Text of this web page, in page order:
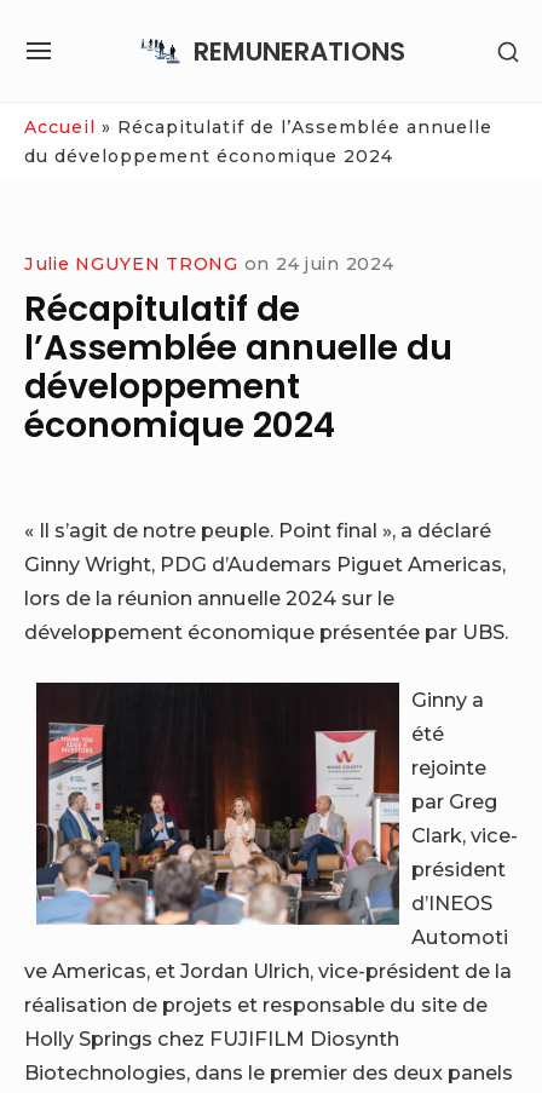
REMUNERATIONS
SITE
Accueil » Récapitulatif de l’Assemblée annuelle
du développement économique 2024
Julie NGUYEN TRONG on 24 juin 2024
Récapitulatif de
l’Assemblée annuelle du
développement
économique 2024
« Il s’agit de notre peuple. Point final », a déclaré
Ginny Wright, PDG d’Audemars Piguet Americas,
lors de la réunion annuelle 2024 sur le
développement économique présentée par UBS.
Ginny a
été
rejointe
par Greg
Clark, vice-
président
d’INEOS
Automoti
ve Americas, et Jordan Ulrich, vice-président de la
réalisation de projets et responsable du site de
Holly Springs chez FUJIFILM Diosynth
Biotechnologies, dans le premier des deux panels